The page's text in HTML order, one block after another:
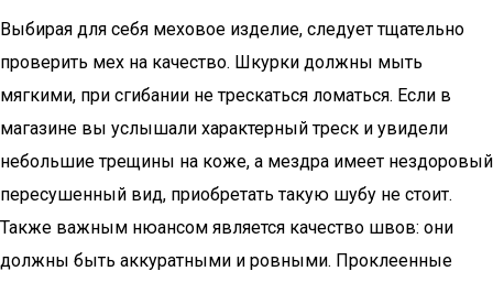
Выбирая для себя меховое изделие, следует тщательно
проверить мех на качество. Шкурки должны мыть
мягкими, при сгибании не трескаться ломаться. Если в
магазине вы услышали характерный треск и увидели
небольшие трещины на коже, а мездра имеет нездоровый
пересушенный вид, приобретать такую шубу не стоит.
Также важным нюансом является качество швов: они
должны быть аккуратными и ровными. Проклеенные